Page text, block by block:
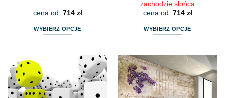
cena od: 714 zł
WYBIERZ OPCJE
wariantów.
Opcje
zachodzie słońca
cena od: 714 zł
WYBIERZ OPCJE
wiele
wariantów.
Opcje